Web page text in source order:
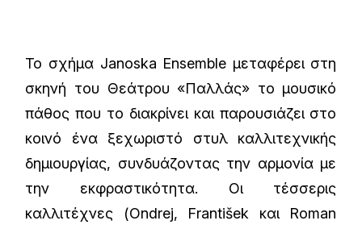
Το σχήµα Janoska Ensemble µεταφέρει στη
σκηνή του Θεάτρου «Παλλάς» το µουσικό
πάθος που το διακρίνει και παρουσιάζει στο
κοινό ένα ξεχωριστό στυλ καλλιτεχνικής
δηµιουργίας, συνδυάζοντας την αρµονία µε
την εκφραστικότητα. Οι τέσσερις
καλλιτέχνες (Ondrej, František και Roman